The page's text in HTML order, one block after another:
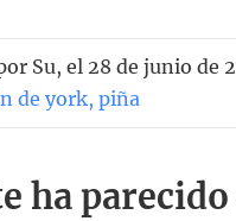
Su, el 28 de junio de
de york, piña
ha